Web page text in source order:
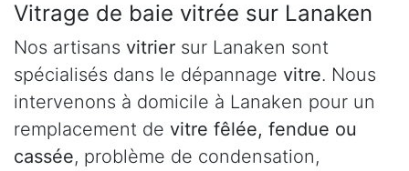
Vitrage de baie vitrée sur Lanaken
Nos artisans vitrier sur Lanaken sont
spécialisés dans le dépannage vitre. Nous
intervenons à domicile à Lanaken pour un
remplacement de vitre fêlée, fendue ou
cassée, problème de condensation,